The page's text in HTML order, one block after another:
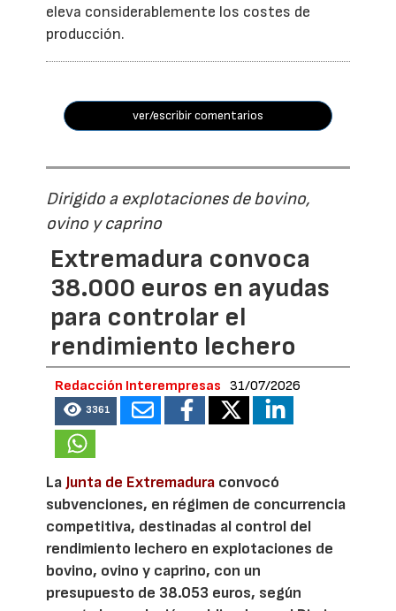
eleva considerablemente los costes de
producción.
ver/escribir comentarios
Dirigido a explotaciones de bovino,
ovino y caprino
Extremadura convoca
38.000 euros en ayudas
para controlar el
rendimiento lechero
Redacción Interempresas 31/07/2026
3361
La Junta de Extremadura convocó
subvenciones, en régimen de concurrencia
competitiva, destinadas al control del
rendimiento lechero en explotaciones de
bovino, ovino y caprino, con un
presupuesto de 38.053 euros, según